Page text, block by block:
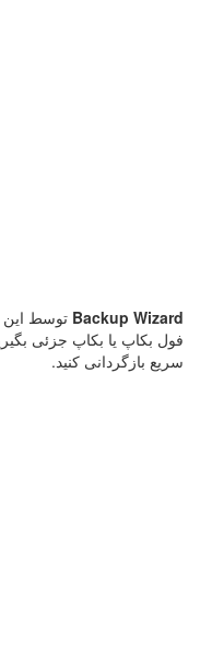
Backup Wizard توسط
فول بکاپ یا بکاپ جزئی
سریع بازگردانی کنید.